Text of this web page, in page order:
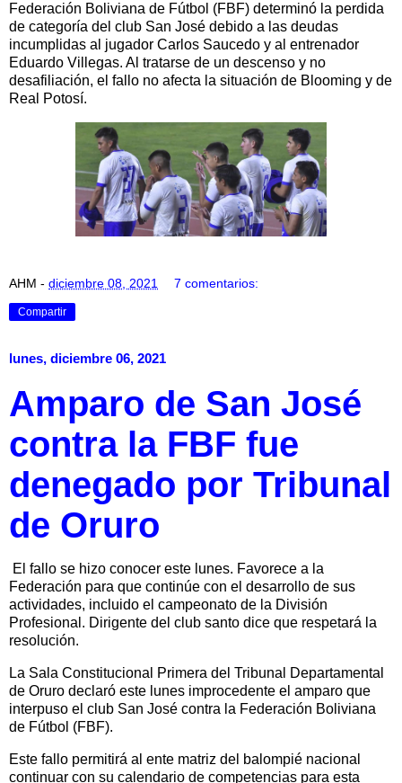
Federación Boliviana de Fútbol (FBF) determinó la perdida
de categoría del club San José debido a las deudas
incumplidas al jugador Carlos Saucedo y al entrenador
Eduardo Villegas. Al tratarse de un descenso y no
desafiliación, el fallo no afecta la situación de Blooming y de
Real Potosí.
AHM - diciembre 08, 2021 7 comentarios:
Compartir
lunes, diciembre 06, 2021
Amparo de San José
contra la FBF fue
denegado por Tribunal
de Oruro
El fallo se hizo conocer este lunes. Favorece a la
Federación para que continúe con el desarrollo de sus
actividades, incluido el campeonato de la División
Profesional. Dirigente del club santo dice que respetará la
resolución.
La Sala Constitucional Primera del Tribunal Departamental
de Oruro declaró este lunes improcedente el amparo que
interpuso el club San José contra la Federación Boliviana
de Fútbol (FBF).
Este fallo permitirá al ente matriz del balompié nacional
continuar con su calendario de competencias para esta